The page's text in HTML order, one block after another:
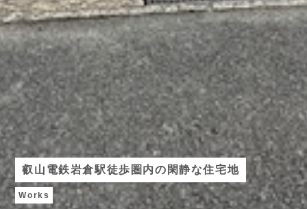
叡山電鉄岩倉駅徒歩圏内の閑静な住宅地
Works